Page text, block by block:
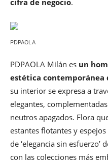
PDPAOLA
PDPAOLA Milán es un
estética contemporánea
su interior se expresa a
elegantes,
neutros apagados. Flora
estantes flotantes y
de ‘elegancia sin
con las colecciones más